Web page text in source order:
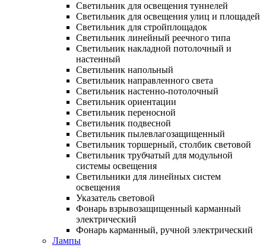
Светильник для освещения туннелей
Светильник для освещения улиц и площадей
Светильник для стройплощадок
Светильник линейный реечного типа
Светильник накладной потолочный и
настенный
Светильник напольный
Светильник направленного света
Светильник настенно-потолочный
Светильник ориентации
Светильник переносной
Светильник подвесной
Светильник пылевлагозащищенный
Светильник торшерный, столбик световой
Светильник трубчатый для модульной
системы освещения
Светильники для линейных систем
освещения
Указатель световой
Фонарь взрывозащищенный карманный
электрический
Фонарь карманный, ручной электрический
Лампы